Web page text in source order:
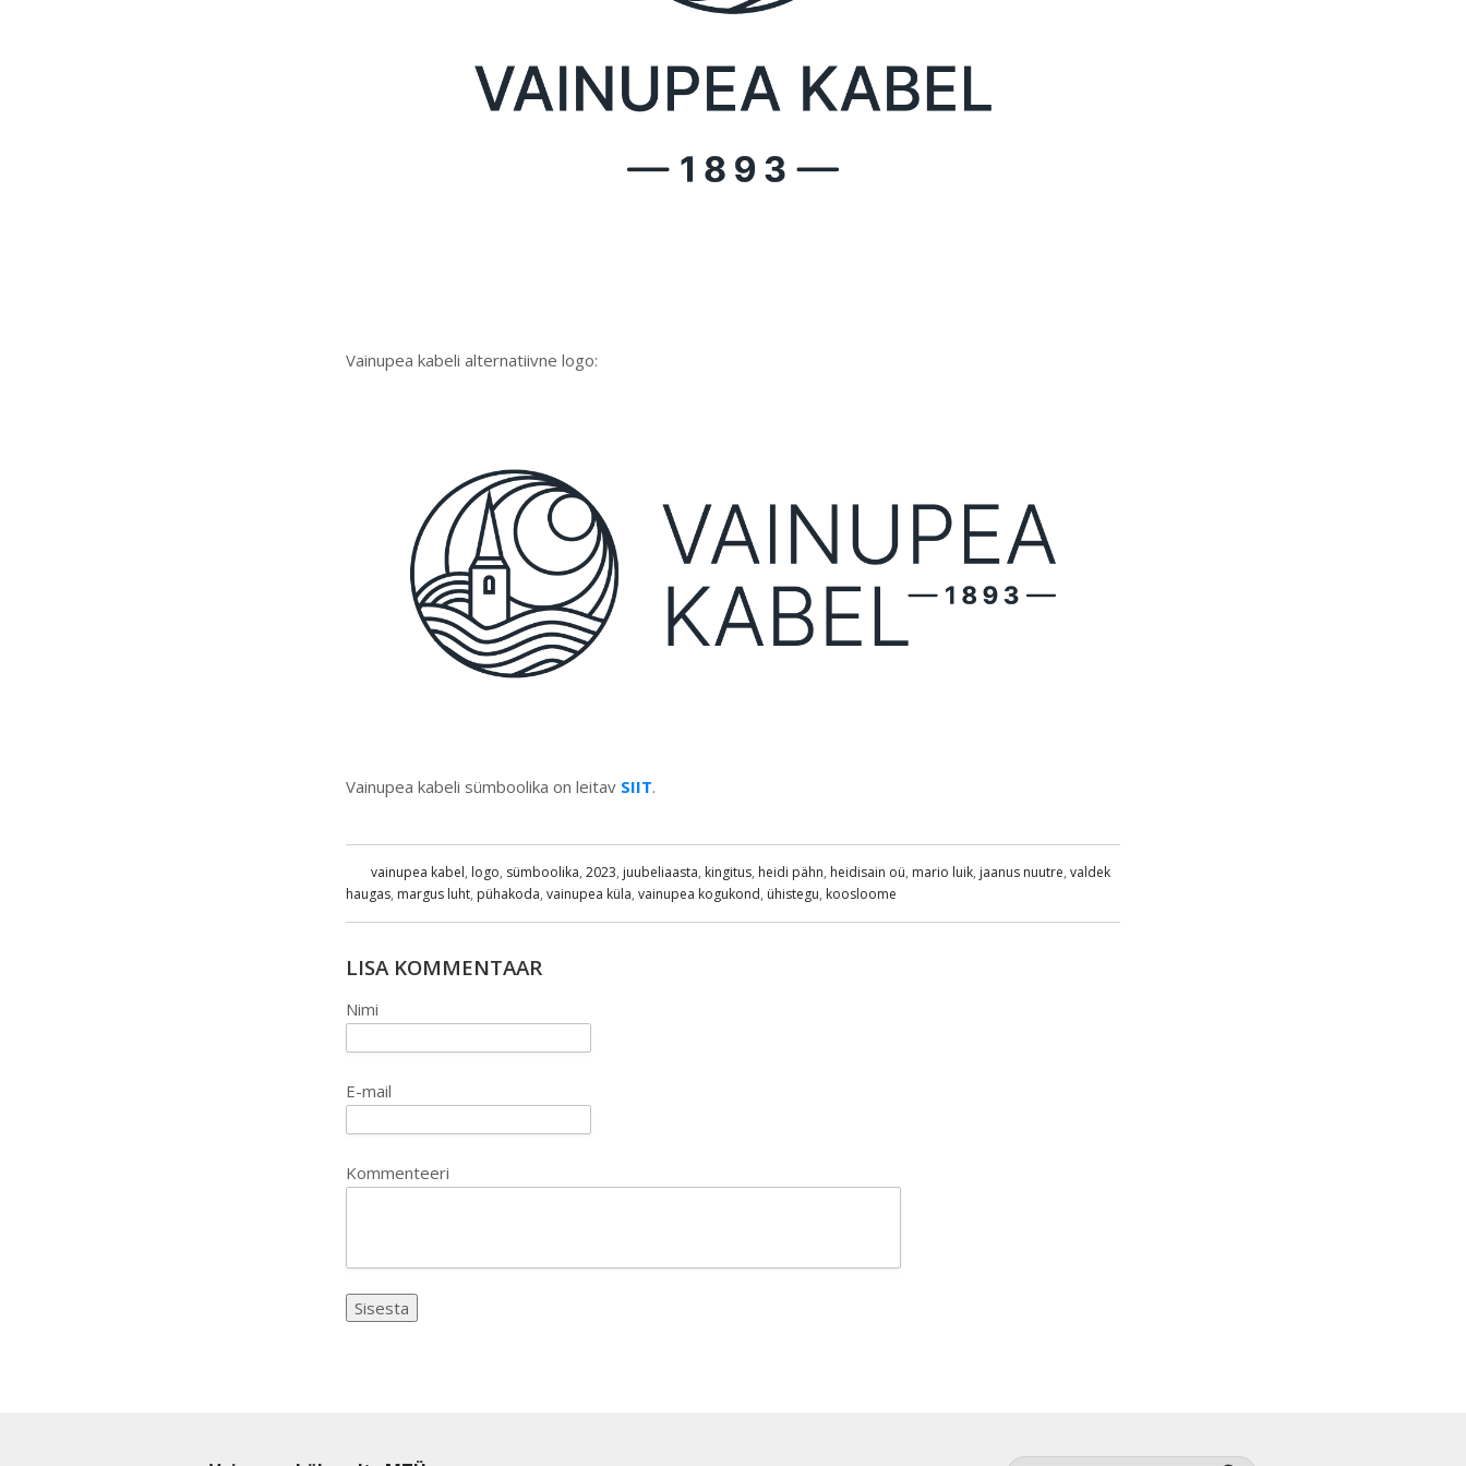
Vainupea kabeli alternatiivne logo:
Vainupea kabeli sümboolika on leitav SIIT.
vainupea kabel, logo, sümboolika, 2023, juubeliaasta, kingitus, heidi pähn, heidisain oü, mario luik, jaanus nuutre, valdek
haugas, margus luht, pühakoda, vainupea küla, vainupea kogukond, ühistegu, koosloome
LISA KOMMENTAAR
Nimi
E-mail
Kommenteeri